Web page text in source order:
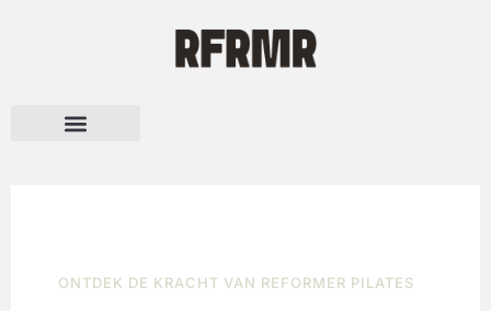
ONTDEK DE KRACHT VAN REFORMER PILATES